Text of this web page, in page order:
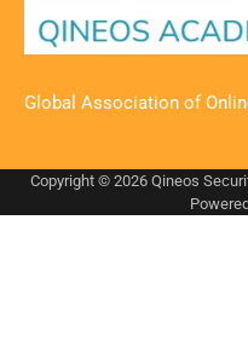
Global Association of
Copyright © 2026 Qineos